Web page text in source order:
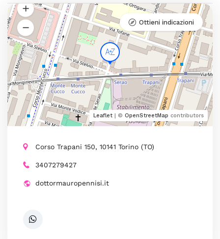
Leaflet | © OpenStreetMap contributors
Ottieni indicazioni
Corso Trapani 150, 10141 Torino (TO)
3407279427
dottormauropennisi.it